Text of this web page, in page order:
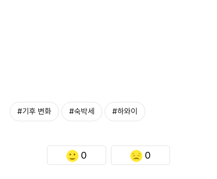
#기후 변화 #숙박세 #하와이
0 0